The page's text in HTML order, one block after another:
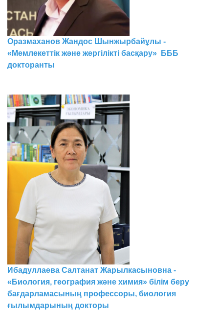
Оразмаханов Жандос Шынжырбайұлы -
«Мемлекеттік және жергілікті басқару» БББ
докторанты
Ибадуллаева Салтанат Жарылкасыновна -
«Биология, география және химия» білім беру
бағдарламасының профессоры, биология
ғылымдарының докторы